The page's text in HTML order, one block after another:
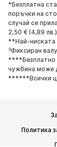
*Безплатна
поръчки на
случай се
2,50 € (4,89
**Най-ниската
³Фиксиран
****Безплатно
чужбина може
******Всички
Политика